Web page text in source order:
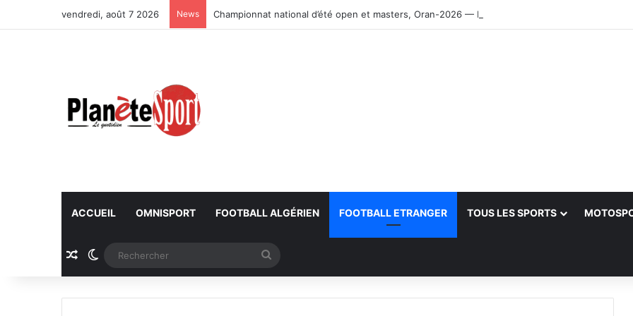
vendredi, août 7 2026 News Championnat national d’été open et masters, Oran-2026 — Le CRB s’adjuge le titre
ACCUEIL OMNISPORT FOOTBALL ALGÉRIEN FOOTBALL ETRANGER TOUS LES SPORTS
Article Aléatoire
Switch skin